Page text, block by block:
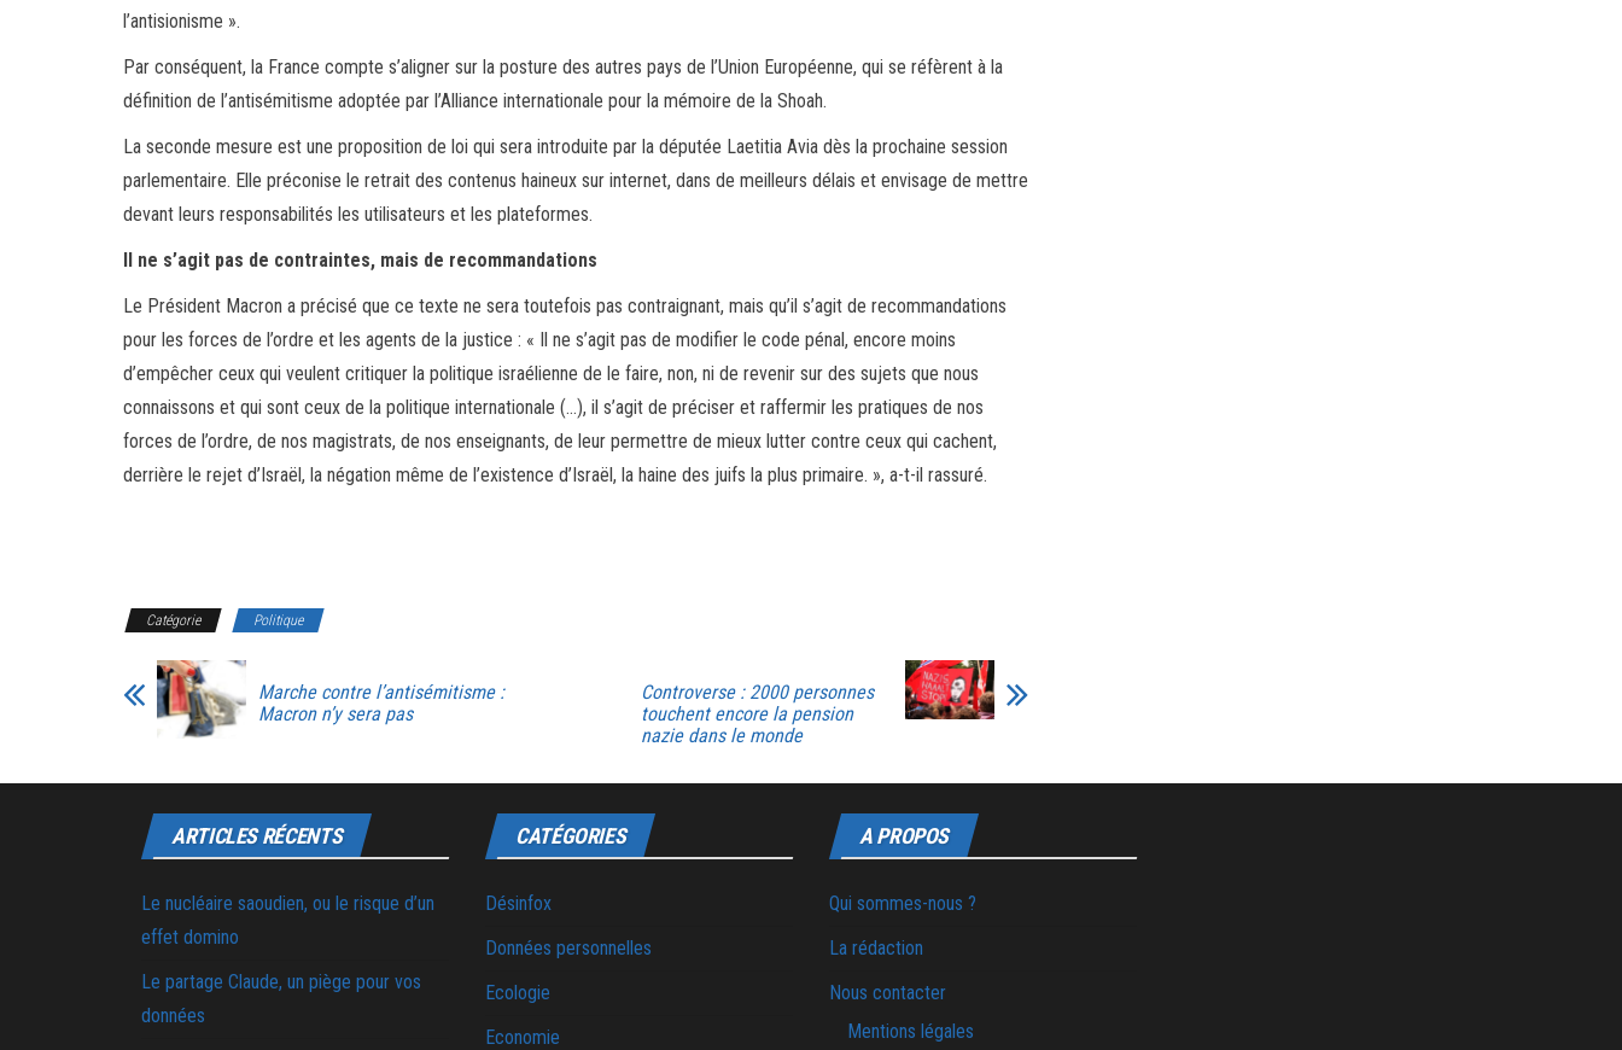
l’antisionisme ».
Par conséquent, la France compte s’aligner sur la posture des autres pays de l’Union Européenne, qui se réfèrent à la
définition de l’antisémitisme adoptée par l’Alliance internationale pour la mémoire de la Shoah.
La seconde mesure est une proposition de loi qui sera introduite par la députée Laetitia Avia dès la prochaine session
parlementaire. Elle préconise le retrait des contenus haineux sur internet, dans de meilleurs délais et envisage de mettre
devant leurs responsabilités les utilisateurs et les plateformes.
Il ne s’agit pas de contraintes, mais de recommandations
Le Président Macron a précisé que ce texte ne sera toutefois pas contraignant, mais qu’il s’agit de recommandations
pour les forces de l’ordre et les agents de la justice : « Il ne s’agit pas de modifier le code pénal, encore moins
d’empêcher ceux qui veulent critiquer la politique israélienne de le faire, non, ni de revenir sur des sujets que nous
connaissons et qui sont ceux de la politique internationale (…), il s’agit de préciser et raffermir les pratiques de nos
forces de l’ordre, de nos magistrats, de nos enseignants, de leur permettre de mieux lutter contre ceux qui cachent,
derrière le rejet d’Israël, la négation même de l’existence d’Israël, la haine des juifs la plus primaire. », a-t-il rassuré.
Catégorie Politique
Marche contre l’antisémitisme :
Macron n’y sera pas
Controverse : 2000 personnes
touchent encore la pension
nazie dans le monde
ARTICLES RÉCENTS
Le nucléaire saoudien, ou le risque d’un
effet domino
Le partage Claude, un piège pour vos
données
CATÉGORIES
Désinfox
Données personnelles
Ecologie
Economie
A PROPOS
Qui sommes-nous ?
La rédaction
Nous contacter
Mentions légales